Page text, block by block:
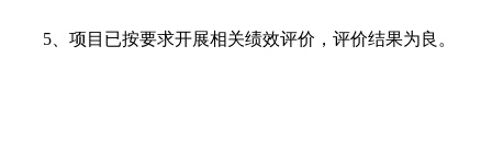
5、项目已按要求开展相关绩效评价，评价结果为良。